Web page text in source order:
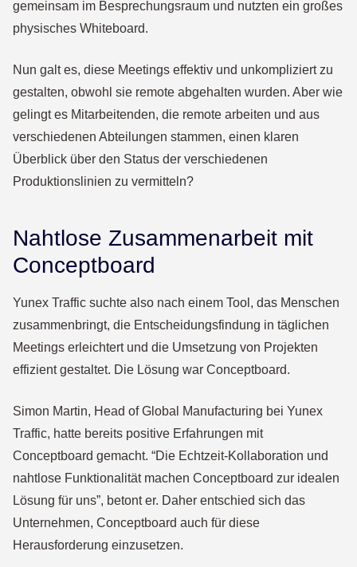
gemeinsam im Besprechungsraum und nutzten ein großes
physisches Whiteboard.
Nun galt es, diese Meetings effektiv und unkompliziert zu
gestalten, obwohl sie remote abgehalten wurden. Aber wie
gelingt es Mitarbeitenden, die remote arbeiten und aus
verschiedenen Abteilungen stammen, einen klaren
Überblick über den Status der verschiedenen
Produktionslinien zu vermitteln?
Nahtlose Zusammenarbeit mit
Conceptboard
Yunex Traffic suchte also nach einem Tool, das Menschen
zusammenbringt, die Entscheidungsfindung in täglichen
Meetings erleichtert und die Umsetzung von Projekten
effizient gestaltet. Die Lösung war Conceptboard.
Simon Martin, Head of Global Manufacturing bei Yunex
Traffic, hatte bereits positive Erfahrungen mit
Conceptboard gemacht. “Die Echtzeit-Kollaboration und
nahtlose Funktionalität machen Conceptboard zur idealen
Lösung für uns”, betont er. Daher entschied sich das
Unternehmen, Conceptboard auch für diese
Herausforderung einzusetzen.